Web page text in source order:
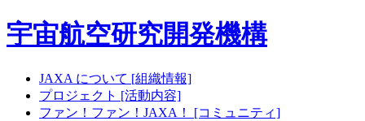
宇宙航空研究開発機構
JAXA について [組織情報]
プロジェクト [活動内容]
ファン！ファン！JAXA！ [コミュニティ]